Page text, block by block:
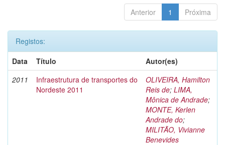
Anterior 1 Próxima
Registos:
Data
Título
Autor(es)
2011
Infraestrutura de transportes do
Nordeste 2011
OLIVEIRA, Hamilton
Reis de; LIMA,
Mônica de Andrade;
MONTE, Kerlen
Andrade do;
MILITÃO, Vivianne
Benevides